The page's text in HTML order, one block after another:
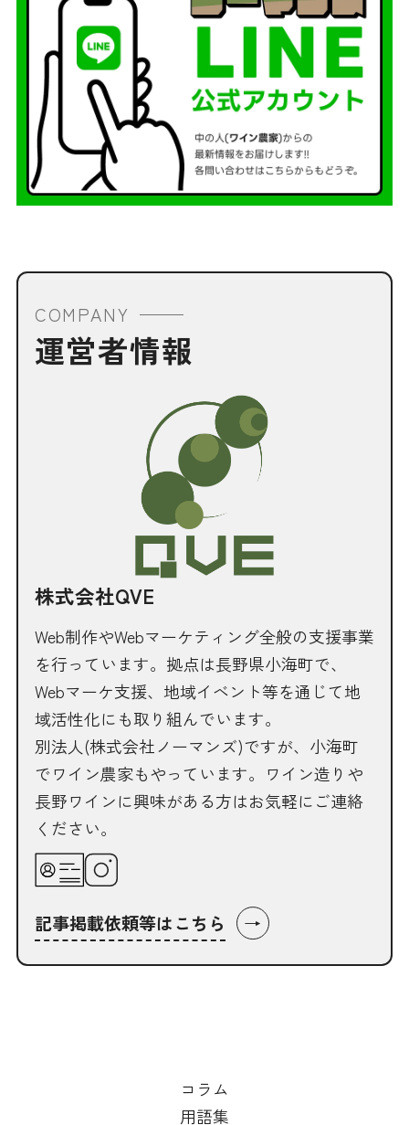
COMPANY
運営者情報
株式会社QVE
Web制作やWebマーケティング全般の支援事業
を行っています。拠点は長野県小海町で、
Webマーケ支援、地域イベント等を通じて地
域活性化にも取り組んでいます。
別法人(株式会社ノーマンズ)ですが、小海町
でワイン農家もやっています。ワイン造りや
長野ワインに興味がある方はお気軽にご連絡
ください。
記事掲載依頼等はこちら →
コラム
用語集